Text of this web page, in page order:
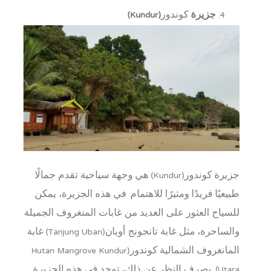
جزيرةكوندور(Kundur)
جزيرة كوندور(Kundur) هي وجهة سياحية تقدم جمالًا
طبيعيًا فريدًا ومثيرًا للاهتمام. في هذه الجزيرة، يمكن
للسياح العثور على العديد من غابات المنغروف الجميلة
والساحرة، مثل غابة تانجونج أوبان(Tanjung Uban) غابة
المانغروف الشمالية كوندور(Hutan Mangrove Kundur